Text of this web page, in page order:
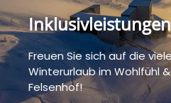
Freuen Sie sich auf die
Winterurlaub im Wohlfühl
Felsenhof!